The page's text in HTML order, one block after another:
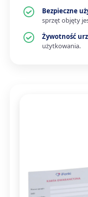
Bezpieczne
sprzęt objęty
Żywotność
użytkowania.